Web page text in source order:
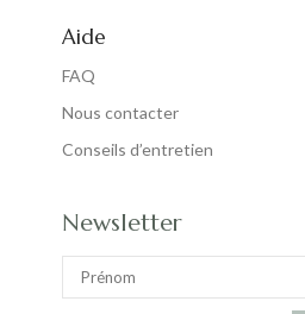
Aide
FAQ
Nous contacter
Conseils d’entretien
Newsletter